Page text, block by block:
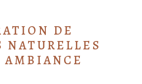
DE
NATURELLES
AMBIANCE